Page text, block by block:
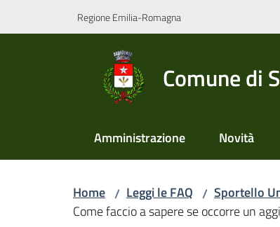
Regione Emilia-Romagna
Comune di
Amministrazione Novità
Home / Leggi le FAQ / Sportello
Come faccio a sapere se occorre un